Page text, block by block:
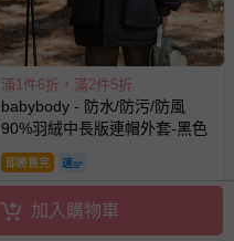
滿1件6折，滿2件5折
babybody - 防水/防污/防風
90%羽絨中長版連帽外套-黑色
即將售完
$1679 $2999
已售出 15加入購物車